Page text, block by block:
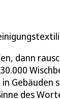
dann
Gebäuden
des